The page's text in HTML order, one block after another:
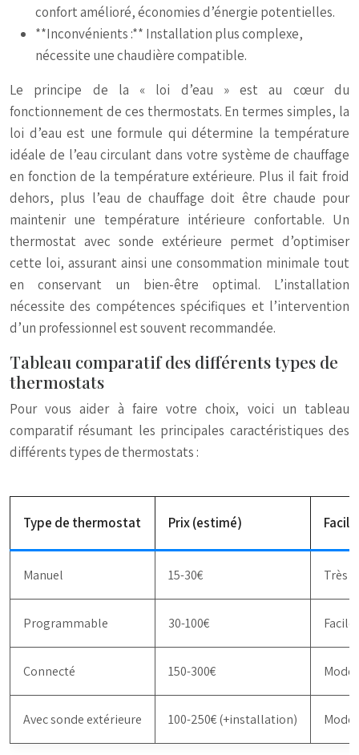
confort amélioré, économies d’énergie potentielles.
**Inconvénients :** Installation plus complexe,
nécessite une chaudière compatible.
Le principe de la « loi d’eau » est au cœur du
fonctionnement de ces thermostats. En termes simples, la
loi d’eau est une formule qui détermine la température
idéale de l’eau circulant dans votre système de chauffage
en fonction de la température extérieure. Plus il fait froid
dehors, plus l’eau de chauffage doit être chaude pour
maintenir une température intérieure confortable. Un
thermostat avec sonde extérieure permet d’optimiser
cette loi, assurant ainsi une consommation minimale tout
en conservant un bien-être optimal. L’installation
nécessite des compétences spécifiques et l’intervention
d’un professionnel est souvent recommandée.
Tableau comparatif des différents types de
thermostats
Pour vous aider à faire votre choix, voici un tableau
comparatif résumant les principales caractéristiques des
différents types de thermostats :
Type de thermostat Prix (estimé)
Manuel 15-30€ Très
Programmable 30-100€
Connecté 150-300€
Avec sonde extérieure 100-250€ (+installation)